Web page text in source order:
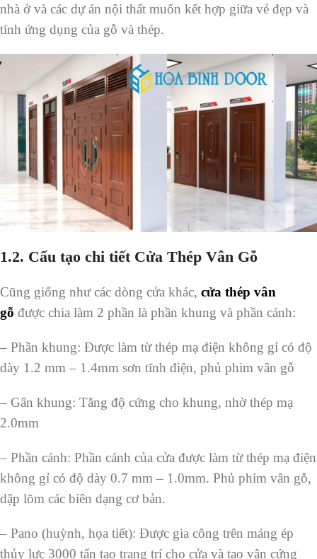
nhà ở và các dự án nội thất muốn kết hợp giữa vẻ đẹp và
tính ứng dụng của gỗ và thép.
1.2. Cấu tạo chi tiết Cửa Thép Vân Gỗ
Cũng giống như các dòng cửa khác, cửa thép vân
gỗ được chia làm 2 phần là phần khung và phần cánh:
– Phần khung: Được làm từ thép mạ điện không gỉ có độ
dày 1.2 mm – 1.4mm sơn tĩnh điện, phủ phim vân gỗ
– Gân khung: Tăng độ cứng cho khung, nhờ thép mạ
2.0mm
– Phần cánh: Phần cánh của cửa được làm từ thép mạ điện
không gỉ có độ dày 0.7 mm – 1.0mm. Phủ phim vân gỗ,
dập lõm các biên dạng cơ bản.
– Pano (huỳnh, họa tiết): Được gia công trên máng ép
thủy lực 3000 tấn tạo trang trí cho cửa và tạo vân cứng